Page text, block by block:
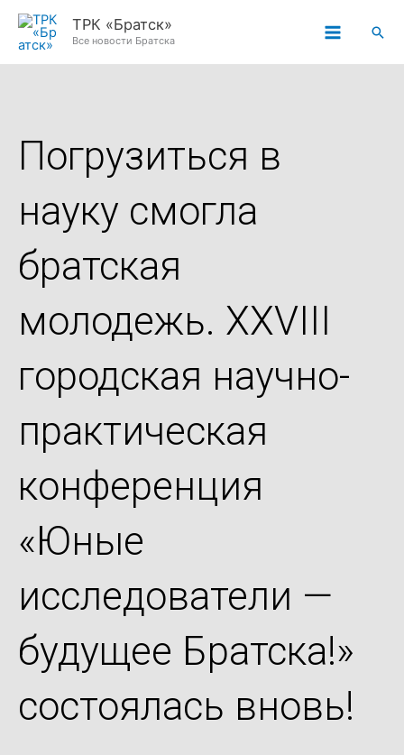
Перейти
ТРК «Братск»
Все новости Братска
Погрузиться в
науку смогла
братская
молодежь. XXVIII
городская научно-
практическая
конференция
«Юные
исследователи —
будущее Братска!»
состоялась вновь!